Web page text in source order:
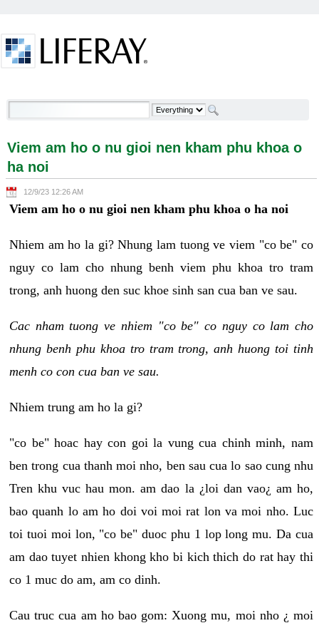
Viem am ho o nu gioi nen kham phu khoa o ha noi -
Viem am ho o nu gioi nen kham phu khoa o
ha noi
12/9/23 12:26 AM
Viem am ho o nu gioi nen kham phu khoa o ha noi
Nhiem am ho la gi? Nhung lam tuong ve viem "co be" co
nguy co lam cho nhung benh viem phu khoa tro tram
trong, anh huong den suc khoe sinh san cua ban ve sau.
Cac nham tuong ve nhiem "co be" co nguy co lam cho
nhung benh phu khoa tro tram trong, anh huong toi tinh
menh co con cua ban ve sau.
Nhiem trung am ho la gi?
"co be" hoac hay con goi la vung cua chinh minh, nam
ben trong cua thanh moi nho, ben sau cua lo sao cung nhu
Tren khu vuc hau mon. am dao la ¿loi dan vao¿ am ho,
bao quanh lo am ho doi voi moi rat lon va moi nho. Luc
toi tuoi moi lon, "co be" duoc phu 1 lop long mu. Da cua
am dao tuyet nhien khong kho bi kich thich do rat hay thi
co 1 muc do am, am co dinh.
Cau truc cua am ho bao gom: Xuong mu, moi nho ¿ moi